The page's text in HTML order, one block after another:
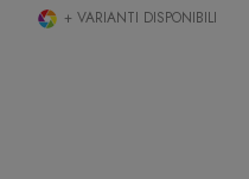
+ VARIANTI DISPONIBILI